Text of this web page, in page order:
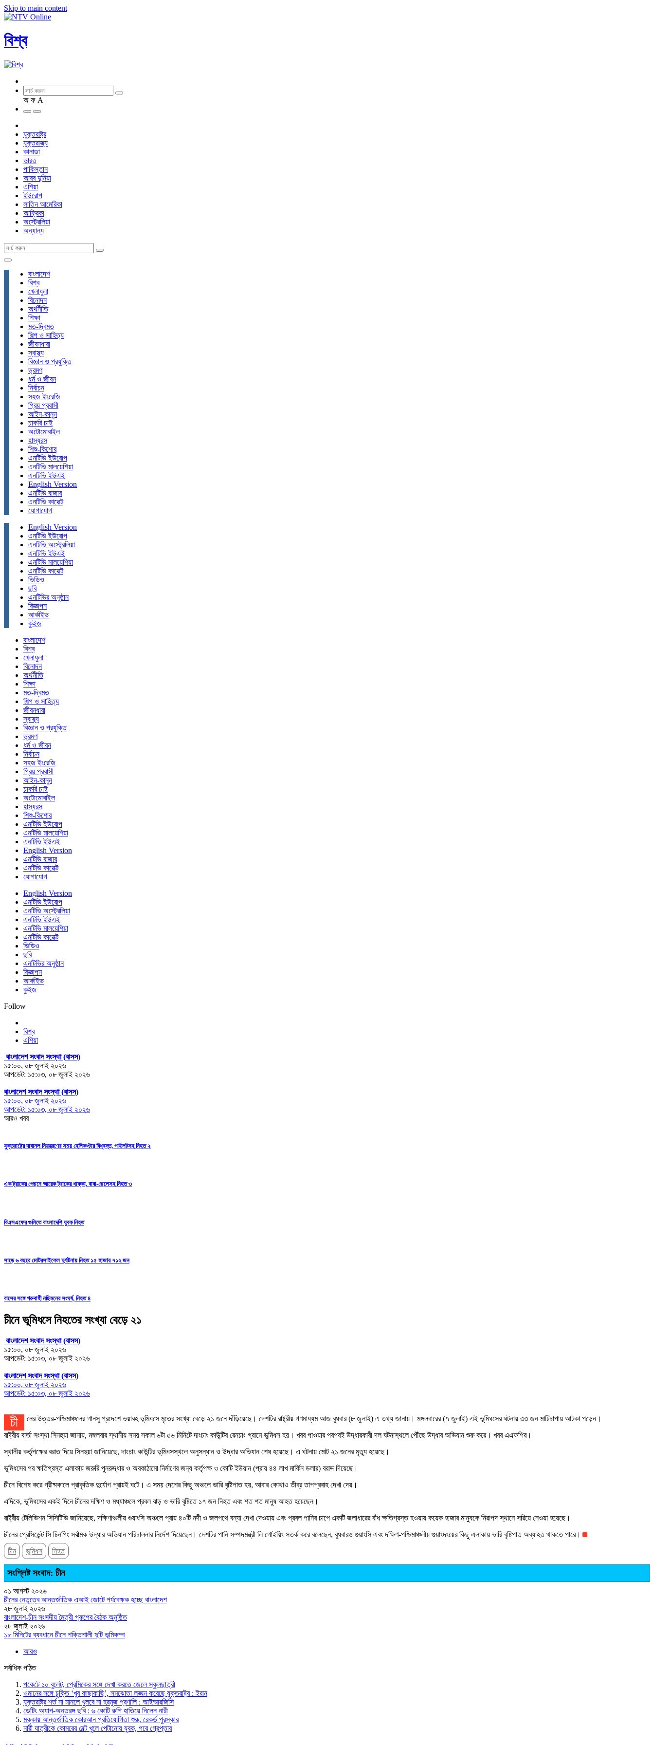
Skip to main content
বিশ্ব
অ ফ A
যুক্তরাষ্ট্র
যুক্তরাজ্য
কানাডা
ভারত
পাকিস্তান
আরব দুনিয়া
এশিয়া
ইউরোপ
লাতিন আমেরিকা
আফ্রিকা
অস্ট্রেলিয়া
অন্যান্য
বাংলাদেশ
বিশ্ব
খেলাধুলা
বিনোদন
অর্থনীতি
শিক্ষা
মত-দ্বিমত
শিল্প ও সাহিত্য
জীবনধারা
স্বাস্থ্য
বিজ্ঞান ও প্রযুক্তি
ভ্রমণ
ধর্ম ও জীবন
নির্বাচন
সহজ ইংরেজি
প্রিয় প্রবাসী
আইন-কানুন
চাকরি চাই
অটোমোবাইল
হাস্যরস
শিশু-কিশোর
এনটিভি ইউরোপ
এনটিভি মালয়েশিয়া
এনটিভি ইউএই
English Version
এনটিভি বাজার
এনটিভি কানেক্ট
যোগাযোগ
English Version
এনটিভি ইউরোপ
এনটিভি অস্ট্রেলিয়া
এনটিভি ইউএই
এনটিভি মালয়েশিয়া
এনটিভি কানেক্ট
ভিডিও
ছবি
এনটিভির অনুষ্ঠান
বিজ্ঞাপন
আর্কাইভ
কুইজ
বাংলাদেশ
বিশ্ব
খেলাধুলা
বিনোদন
অর্থনীতি
শিক্ষা
মত-দ্বিমত
শিল্প ও সাহিত্য
জীবনধারা
স্বাস্থ্য
বিজ্ঞান ও প্রযুক্তি
ভ্রমণ
ধর্ম ও জীবন
নির্বাচন
সহজ ইংরেজি
প্রিয় প্রবাসী
আইন-কানুন
চাকরি চাই
অটোমোবাইল
হাস্যরস
শিশু-কিশোর
এনটিভি ইউরোপ
এনটিভি মালয়েশিয়া
এনটিভি ইউএই
English Version
এনটিভি বাজার
এনটিভি কানেক্ট
যোগাযোগ
English Version
এনটিভি ইউরোপ
এনটিভি অস্ট্রেলিয়া
এনটিভি ইউএই
এনটিভি মালয়েশিয়া
এনটিভি কানেক্ট
ভিডিও
ছবি
এনটিভির অনুষ্ঠান
বিজ্ঞাপন
আর্কাইভ
কুইজ
Follow
বিশ্ব
এশিয়া
বাংলাদেশ সংবাদ সংস্থা (বাসস)
১৫:০০, ০৮ জুলাই ২০২৬
আপডেট: ১৫:০৩, ০৮ জুলাই ২০২৬
বাংলাদেশ সংবাদ সংস্থা (বাসস)
১৫:০০, ০৮ জুলাই ২০২৬
আপডেট: ১৫:০৩, ০৮ জুলাই ২০২৬
আরও খবর
যুক্তরাষ্ট্রে দাবানল নিয়ন্ত্রণের সময় হেলিকপ্টার বিধ্বস্ত, পাইলটসহ নিহত ২
এক ট্রাকের পেছনে আরেক ট্রাকের ধাক্কা, বাবা-ছেলেসহ নিহত ৩
বিএসএফের গুলিতে বাংলাদেশি যুবক নিহত
সাড়ে ৬ বছরে মোটরসাইকেল দুর্ঘটনায় নিহত ১৫ হাজার ৭১২ জন
বাসের সঙ্গে গরুবাহী নছিমনের সংঘর্ষ, নিহত ৪
চীনে ভূমিধসে নিহতের সংখ্যা বেড়ে ২১
বাংলাদেশ সংবাদ সংস্থা (বাসস)
১৫:০০, ০৮ জুলাই ২০২৬
আপডেট: ১৫:০৩, ০৮ জুলাই ২০২৬
বাংলাদেশ সংবাদ সংস্থা (বাসস)
১৫:০০, ০৮ জুলাই ২০২৬
আপডেট: ১৫:০৩, ০৮ জুলাই ২০২৬
চীনের উত্তর-পশ্চিমাঞ্চলের গানসু প্রদেশে ভয়াবহ ভূমিধসে মৃতের সংখ্যা বেড়ে ২১ জনে দাঁড়িয়েছে। দেশটির রাষ্ট্রীয় গণমাধ্যম আজ বুধবার (৮ জুলাই) এ তথ্য জানায়। মঙ্গলবারের (৭ জুলাই) এই ভূমিধসের ঘটনায় ৩৩ জন মাটিচাপায় আটকা পড়েন।
রাষ্ট্রীয় বার্তা সংস্থা সিনহুয়া জানায়, মঙ্গলবার স্থানীয় সময় সকাল ৬টা ৫৬ মিনিটে দাংচাং কাউন্টির রেনচাং গ্রামে ভূমিধস হয়। খবর পাওয়ার পরপরই উদ্ধারকারী দল ঘটনাস্থলে পৌঁছে উদ্ধার অভিযান শুরু করে। খবর এএফপির।
স্থানীয় কর্তৃপক্ষের বরাত দিয়ে সিনহুয়া জানিয়েছে, দাংচাং কাউন্টির ভূমিধসস্থলে অনুসন্ধান ও উদ্ধার অভিযান শেষ হয়েছে। এ ঘটনায় মোট ২১ জনের মৃত্যু হয়েছে।
ভূমিধসের পর ক্ষতিগ্রস্ত এলাকায় জরুরি পুনরুদ্ধার ও অবকাঠামো নির্মাণের জন্য কর্তৃপক্ষ ৩ কোটি ইউয়ান (প্রায় ৪৪ লাখ মার্কিন ডলার) বরাদ্দ দিয়েছে।
চীনে বিশেষ করে গ্রীষ্মকালে প্রাকৃতিক দুর্যোগ প্রায়ই ঘটে। এ সময় দেশের কিছু অঞ্চলে ভারি বৃষ্টিপাত হয়, আবার কোথাও তীব্র তাপপ্রবাহ দেখা দেয়।
এদিকে, ভূমিধসের একই দিনে চীনের দক্ষিণ ও মধ্যাঞ্চলে প্রবল ঝড় ও ভারি বৃষ্টিতে ১৭ জন নিহত এবং শত শত মানুষ আহত হয়েছেন।
রাষ্ট্রীয় টেলিভিশন সিসিটিভি জানিয়েছে, দক্ষিণাঞ্চলীয় গুয়াংসি অঞ্চলে প্রায় ৪০টি নদী ও জলপথে বন্যা দেখা দেওয়ায় এবং প্রবল পানির চাপে একটি জলাধারের বাঁধ ক্ষতিগ্রস্ত হওয়ায় কয়েক হাজার মানুষকে নিরাপদ স্থানে সরিয়ে নেওয়া হয়েছে।
চীনের প্রেসিডেন্ট সি চিনপিং সর্বাত্মক উদ্ধার অভিযান পরিচালনার নির্দেশ দিয়েছেন। দেশটির পানি সম্পদমন্ত্রী লি গোইয়িং সতর্ক করে বলেছেন, বুধবারও গুয়াংসি এবং দক্ষিণ-পশ্চিমাঞ্চলীয় গুয়াংদংয়ের কিছু এলাকায় ভারি বৃষ্টিপাত অব্যাহত থাকতে পারে।
চীন
ভূমিধস নিহত
সংশ্লিষ্ট সংবাদ: চীন
০১ আগস্ট ২০২৬
চীনের নেতৃত্বে আন্তর্জাতিক এআই জোটে পর্যবেক্ষক হচ্ছে বাংলাদেশ
২৮ জুলাই ২০২৬
বাংলাদেশ-চীন সংসদীয় মৈত্রী গ্রুপের বৈঠক অনুষ্ঠিত
২৮ জুলাই ২০২৬
১৮ মিনিটের ব্যবধানে চীনে শক্তিশালী দুটি ভূমিকম্প
আরও
সর্বাধিক পঠিত
পকেটে ১০ বুলেট, প্রেমিকের সঙ্গে দেখা করতে জেলে স্কুলছাত্রী
ওমানের সঙ্গে চুক্তি ‘খুব কাছাকাছি’, সমঝোতা লঙ্ঘন করেছে যুক্তরাষ্ট্র : ইরান
যুক্তরাষ্ট্র শর্ত না মানলে খুলবে না হরমুজ প্রণালি : আইআরজিসি
ডেটিং অ্যাপ-অন্তরঙ্গ ছবি : ৬ কোটি রুপি হাতিয়ে নিলেন নারী
মক্কায় আন্তর্জাতিক কোরআন প্রতিযোগিতা শুরু, রেকর্ড পুরস্কার
নারী যাত্রীকে কোমরের বেল্ট খুলে পেটানোয় যুবক, পরে গ্রেপ্তার